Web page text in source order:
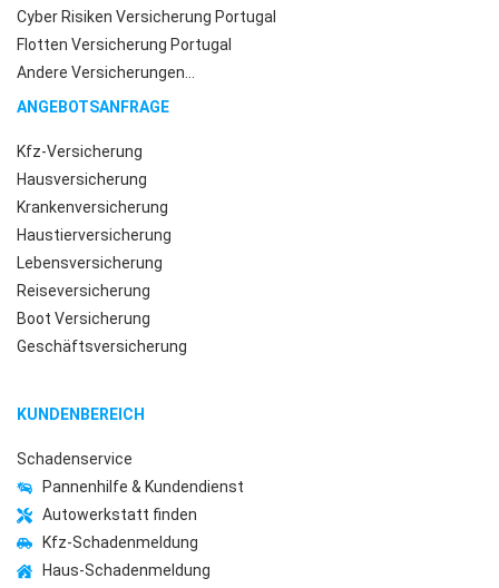
Cyber Risiken Versicherung Portugal
Flotten Versicherung Portugal
Andere Versicherungen...
ANGEBOTSANFRAGE
Kfz-Versicherung
Hausversicherung
Krankenversicherung
Haustierversicherung
Lebensversicherung
Reiseversicherung
Boot Versicherung
Geschäftsversicherung
KUNDENBEREICH
Schadenservice
Pannenhilfe & Kundendienst
Autowerkstatt finden
Kfz-Schadenmeldung
Haus-Schadenmeldung